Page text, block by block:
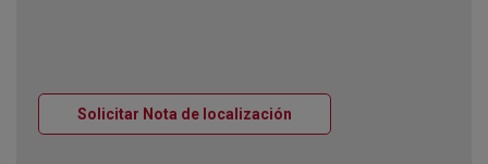
Solicitar Nota de localización